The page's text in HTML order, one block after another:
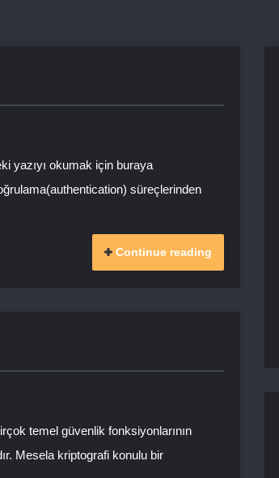
yazıyı okumak için buraya
süreçlerinden
Continue reading
temel güvenlik fonksiyonlarının
Mesela kriptografi konulu bir